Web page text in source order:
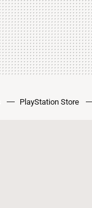
PlayStation Store